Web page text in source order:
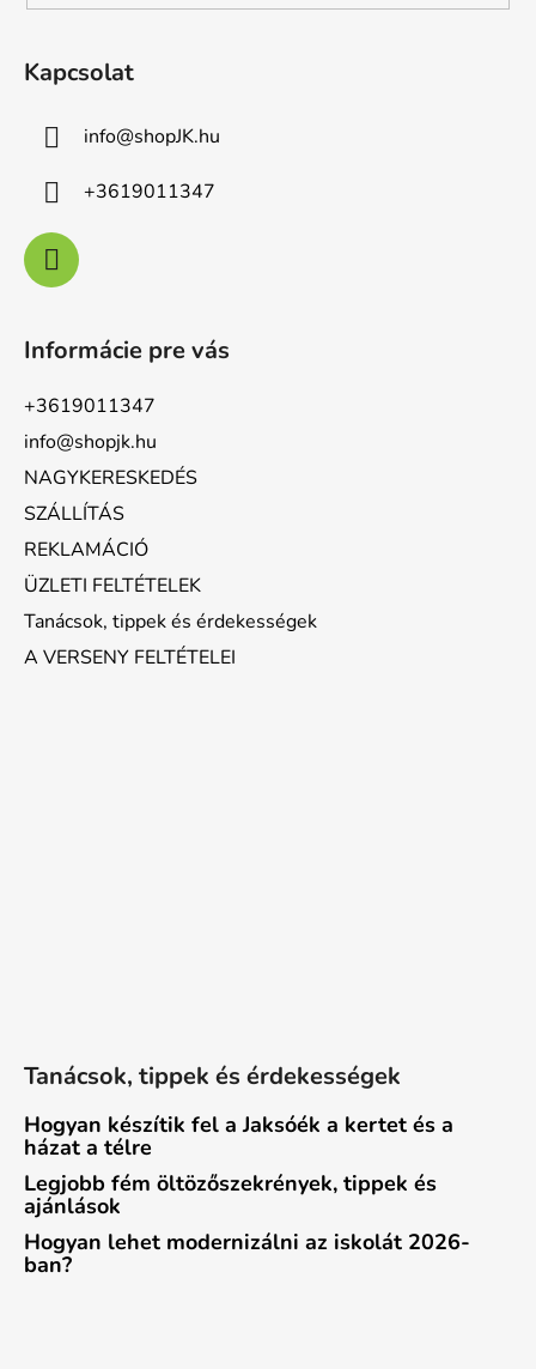
Kapcsolat
info@shopJK.hu
+3619011347
Informácie pre vás
+3619011347
info@shopjk.hu
NAGYKERESKEDÉS
SZÁLLÍTÁS
REKLAMÁCIÓ
ÜZLETI FELTÉTELEK
Tanácsok, tippek és érdekességek
A VERSENY FELTÉTELEI
Tanácsok, tippek és érdekességek
Hogyan készítik fel a Jaksóék a kertet és a
házat a télre
Legjobb fém öltözőszekrények, tippek és
ajánlások
Hogyan lehet modernizálni az iskolát 2026-
ban?